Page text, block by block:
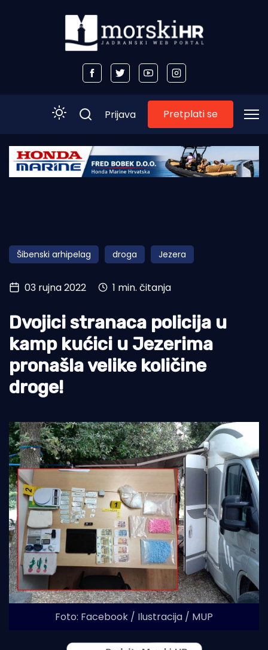
Početna
Obala
Otoci
Turizam i nautika
Pomorstvo
Ribolov
Ekologija
Tradicija i kultura
Prijava Pretplati se
Šibenski arhipelag droga Jezera
03 rujna 2022 1 min. čitanja
Dvojici stranaca policija u
kamp kućici u Jezerima
pronašla velike količine
droge!
Foto: Facebook / Ilustracija / MUP